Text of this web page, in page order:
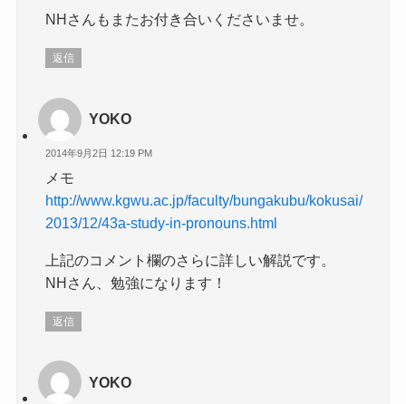
NHさんもまたお付き合いくださいませ。
返信
YOKO
2014年9月2日 12:19 PM
メモ
http://www.kgwu.ac.jp/faculty/bungakubu/kokusai/
2013/12/43a-study-in-pronouns.html
上記のコメント欄のさらに詳しい解説です。
NHさん、勉強になります！
返信
YOKO